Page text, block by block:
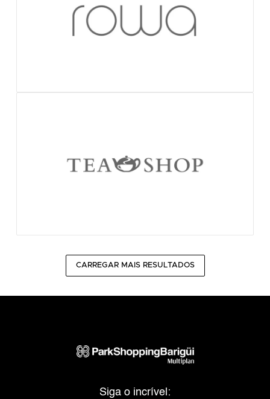
CARREGAR MAIS RESULTADOS
Siga o incrível: